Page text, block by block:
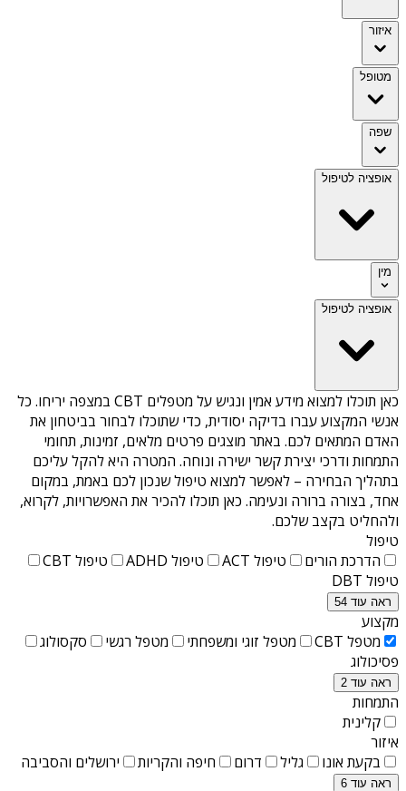
איזור
מטופל
שפה
אופציה לטיפול
מין
אופציה לטיפול
כאן תוכלו למצוא מידע אמין ונגיש על מטפלים CBT במצפה יריחו
. כל
אנשי המקצוע עברו בדיקה יסודית, כדי שתוכלו לבחור בביטחון את
האדם המתאים לכם. באתר מוצגים פרטים מלאים, זמינות, תחומי
התמחות ודרכי יצירת קשר ישירה ונוחה. המטרה היא להקל עליכם
בתהליך הבחירה – לאפשר למצוא טיפול שנכון לכם באמת, במקום
אחד, בצורה ברורה ונעימה. כאן תוכלו להכיר את האפשרויות, לקרוא,
ולהחליט בקצב שלכם.
טיפול
הדרכת הורים
טיפול ACT טיפול ADHD
טיפול CBT
טיפול DBT
ראה עוד 54
מקצוע
מטפל CBT
מטפל זוגי ומשפחתי מטפל רגשי
סקסולוג
פסיכולוג
ראה עוד 2
התמחות
קלינית
איזור
בקעת אונו
גליל דרום חיפה והקריות ירושלים והסביבה
ראה עוד 6